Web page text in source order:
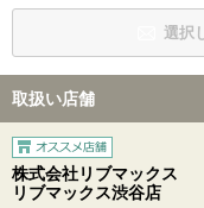
選択
取扱い店舗
株式会社リブマックス
リブマックス渋谷店